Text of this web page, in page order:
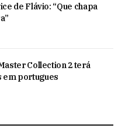
de Flávio: “Que chapa
Collection 2 terá
em portugues